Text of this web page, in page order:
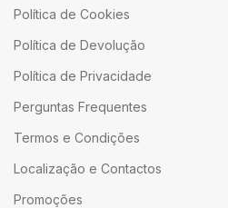
Política de Cookies
Política de Devolução
Política de Privacidade
Perguntas Frequentes
Termos e Condições
Localização e Contactos
Promoções